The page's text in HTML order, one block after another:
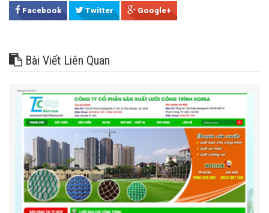
Facebook Twitter Google+
Bài Viết Liên Quan